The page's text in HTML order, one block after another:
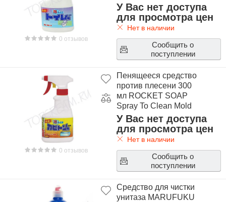
Каждое средство, представленное в магазине Топкрем,
качественно справится с поставленной задачей и станет
частым гостем в доме.
0 отзывов
У Вас нет доступа
для просмотра цен
Нет в наличии
Сообщить о
поступлении
0 отзывов
Пенящееся средство
против плесени 300
мл ROCKET SOAP
Spray To Clean Mold
У Вас нет доступа
для просмотра цен
Нет в наличии
Сообщить о
поступлении
Средство для чистки
унитаза MARUFUKU